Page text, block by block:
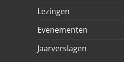
Lezingen
Evenementen
Jaarverslagen